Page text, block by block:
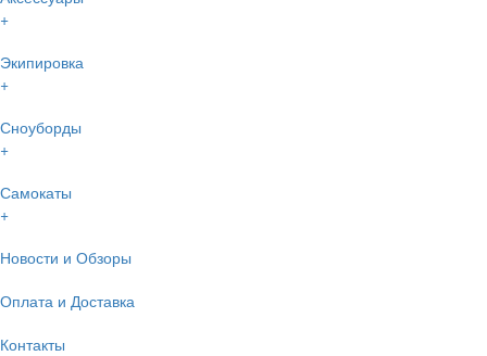
+
Экипировка
+
Сноуборды
+
Самокаты
+
Новости и Обзоры
Оплата и Доставка
Контакты